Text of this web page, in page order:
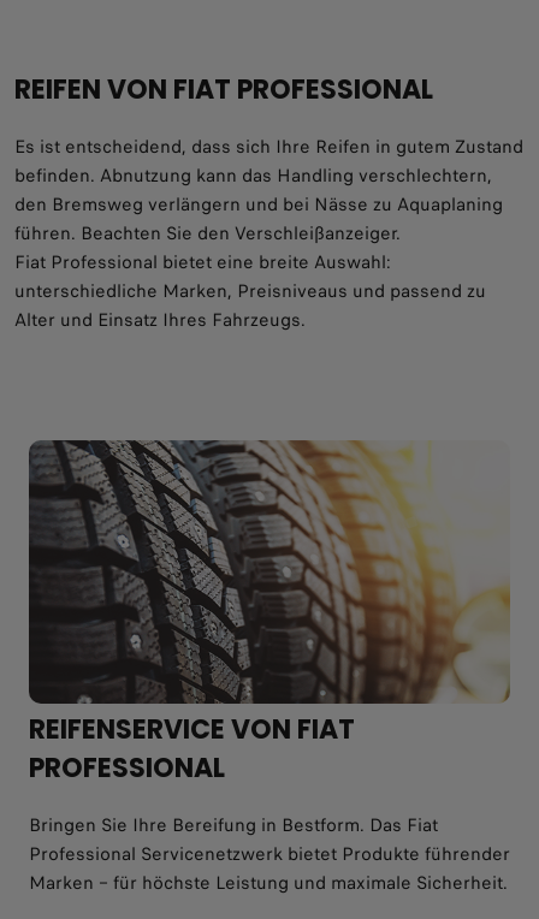
REIFEN VON FIAT PROFESSIONAL
Es ist entscheidend, dass sich Ihre Reifen in gutem Zustand
befinden. Abnutzung kann das Handling verschlechtern,
den Bremsweg verlängern und bei Nässe zu Aquaplaning
führen. Beachten Sie den Verschleißanzeiger.
Fiat Professional bietet eine breite Auswahl:
unterschiedliche Marken, Preisniveaus und passend zu
Alter und Einsatz Ihres Fahrzeugs.
REIFENSERVICE VON FIAT
PROFESSIONAL
Bringen Sie Ihre Bereifung in Bestform. Das Fiat
Professional Servicenetzwerk bietet Produkte führender
Marken – für höchste Leistung und maximale Sicherheit.